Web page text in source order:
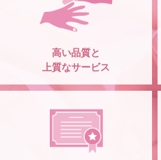
高い品質と
上質なサービス